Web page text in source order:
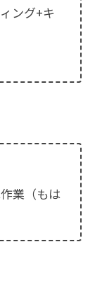
ング+キ
業（もは